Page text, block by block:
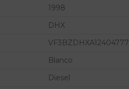
1998
DHX
VF3BZDHXA12404777
Blanco
Diesel